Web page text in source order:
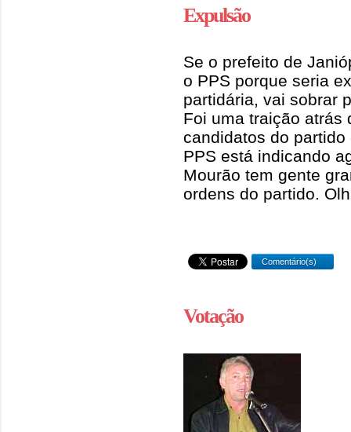
Expulsão
Se o prefeito de
o PPS porque seria
partidária, vai sobrar
Foi uma traição atrás
candidatos do
PPS está indicando
Mourão tem gente
ordens do partido.
Comentário(s)
Votação